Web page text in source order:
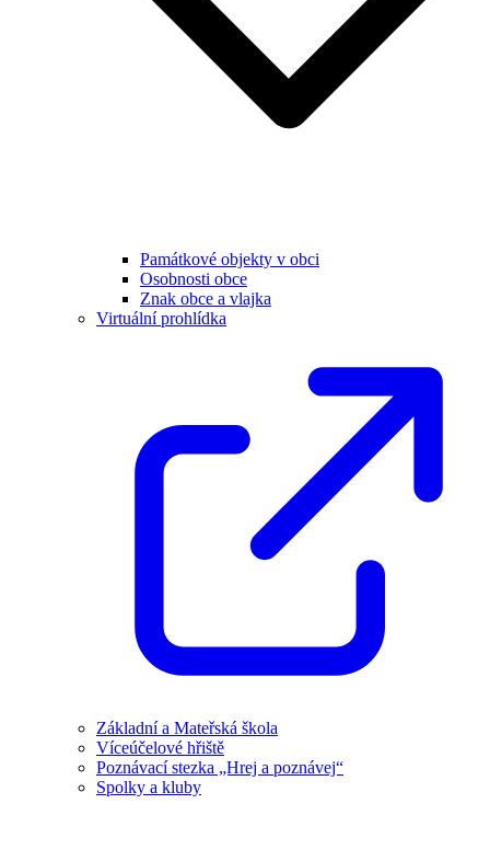
Památkové objekty v obci
Osobnosti obce
Znak obce a vlajka
Virtuální prohlídka
Základní a Mateřská škola
Víceúčelové hřiště
Poznávací stezka „Hrej a poznávej“
Spolky a kluby